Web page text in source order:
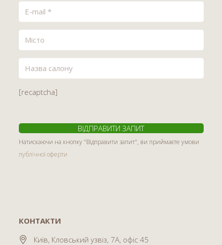
[recaptcha]
Натискаючи на кнопку "Відправити запит", ви приймаєте умови
публічної оферти
КОНТАКТИ
Київ, Кловський узвіз, 7А, офіс 45